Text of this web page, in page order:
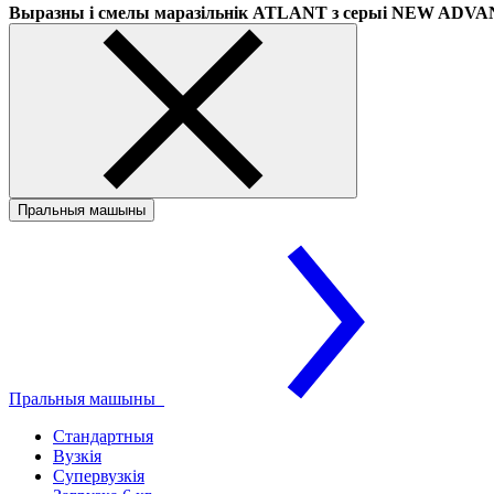
Выразны і смелы маразільнік ATLANT з серыі NEW
Пральныя машыны
Пральныя машыны
Стандартныя
Вузкія
Супервузкія